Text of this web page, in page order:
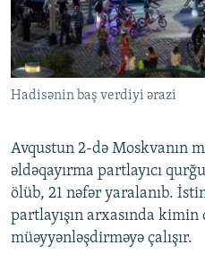
Hadisənin baş verdiyi ərazi
Avqustun 2-də Moskvanın
əldəqayırma partlayıcı
ölüb, 21 nəfər yaralanıb.
partlayışın arxasında kimin
müəyyənləşdirməyə çalışır.